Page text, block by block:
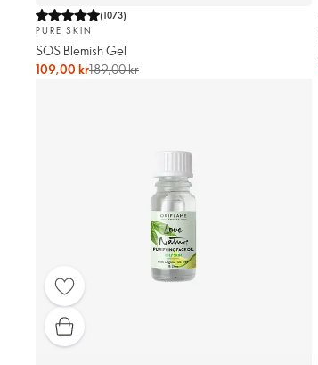
(1073)
PURE SKIN
SOS Blemish Gel
109,00 kr189,00 kr